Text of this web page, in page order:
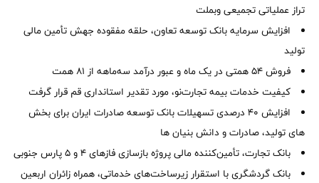
تراز عملیاتی تجمیعی وبملت
افزایش سرمایه بانک توسعه تعاون، حلقه مفقوده جهش تأمین مالی
تولید
فروش 54 همتی در یک ماه و عبور درآمد سه‌ماهه از 81 همت
کیفیت خدمات بیمه تجارت‌نو، مورد تقدیر استانداری قم قرار گرفت
افزایش 40 درصدی تسهیلات بانک توسعه صادرات ایران برای بخش
های تولید، صادرات و دانش بنیان ها
بانک تجارت، تأمین‌کننده مالی پروژه بازسازی فازهای ۴ و ۵ پارس جنوبی
بانک گردشگری با استقرار زیرساخت‌های خدماتی، همراه زائران اربعین